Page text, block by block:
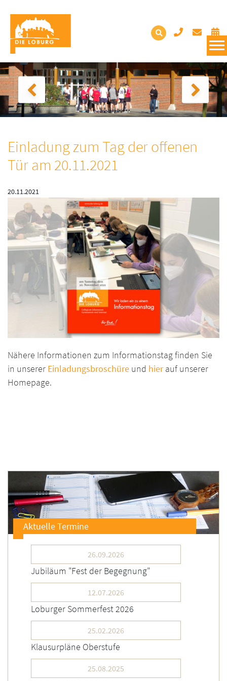
Einladung zum Tag der offenen
Tür am 20.11.2021
20.11.2021
Nähere Informationen zum Informationstag finden Sie
in unserer Einladungsbroschüre und hierauf unserer
Homepage.
Aktuelle Termine
26.09.2026
Jubiläum "Fest der Begegnung"
12.07.2026
Loburger Sommerfest 2026
25.02.2026
Klausurpläne Oberstufe
25.08.2025